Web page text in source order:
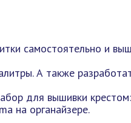
самостоятельно и
А также
для вышивки
на органайзере.